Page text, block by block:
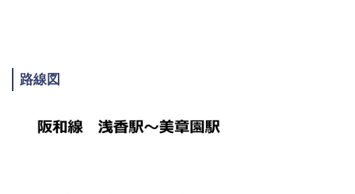
路線図